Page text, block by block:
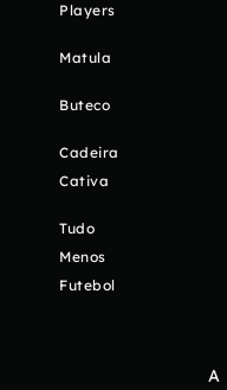
Players
Matula
Buteco
Cadeira
Cativa
Tudo
Menos
Futebol
A